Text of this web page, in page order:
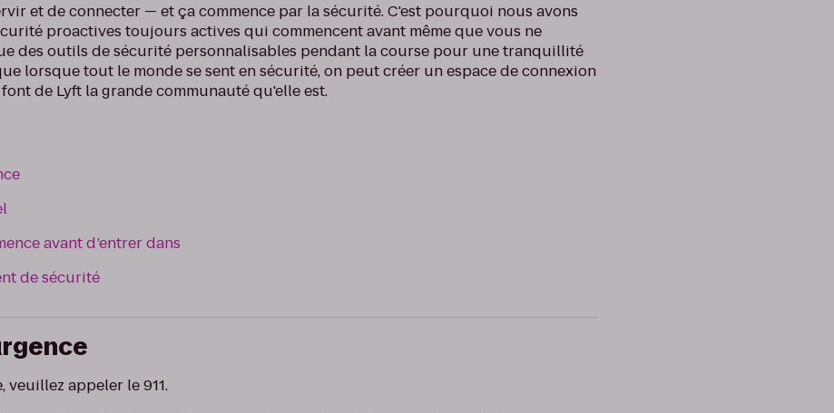
et de connecter — et ça commence par la sécurité. C'est pourquoi nous avons
proactives toujours actives qui commencent avant même que vous ne
des outils de sécurité personnalisables pendant la course pour une tranquillité
lorsque tout le monde se sent en sécurité, on peut créer un espace de connexion
de Lyft la grande communauté qu'elle est.
avant d’entrer dans
de sécurité
veuillez appeler le 911.